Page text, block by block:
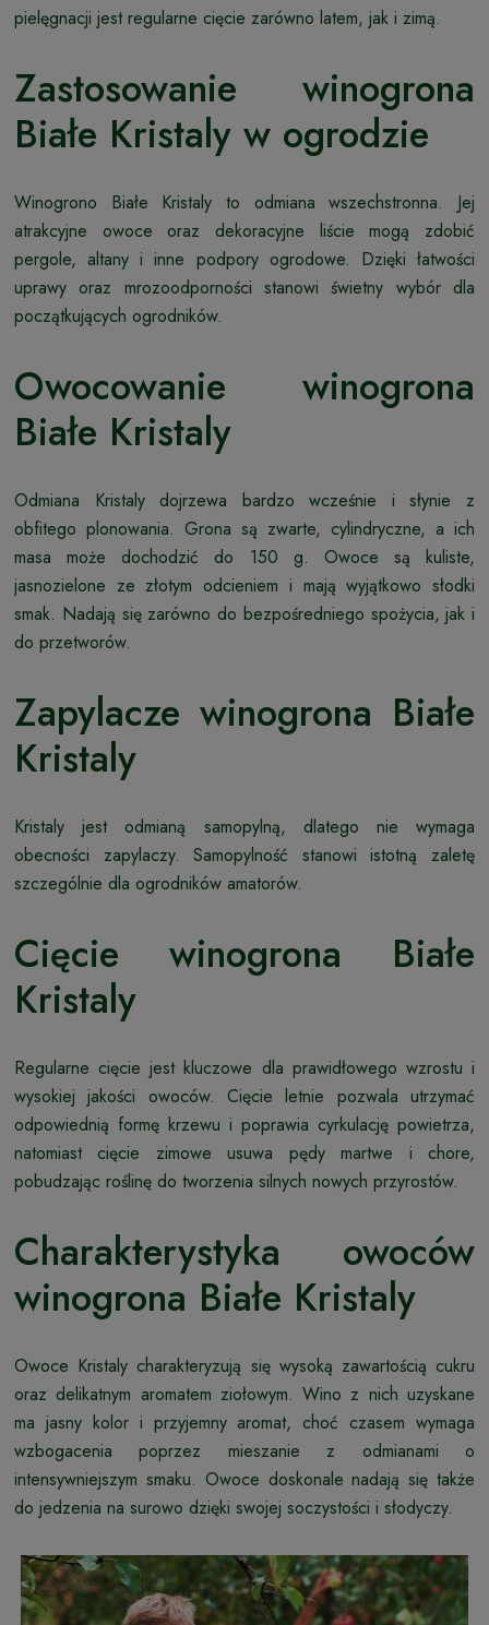
pielęgnacji jest regularne cięcie zarówno latem, jak i zimą.
Zastosowanie winogrona
Białe Kristaly w ogrodzie
Winogrono Białe Kristaly to odmiana wszechstronna. Jej
atrakcyjne owoce oraz dekoracyjne liście mogą zdobić
pergole, altany i inne podpory ogrodowe. Dzięki łatwości
uprawy oraz mrozoodporności stanowi świetny wybór dla
początkujących ogrodników.
Owocowanie winogrona
Białe Kristaly
Odmiana Kristaly dojrzewa bardzo wcześnie i słynie z
obfitego plonowania. Grona są zwarte, cylindryczne, a ich
masa może dochodzić do 150 g. Owoce są kuliste,
jasnozielone ze złotym odcieniem i mają wyjątkowo słodki
smak. Nadają się zarówno do bezpośredniego spożycia, jak i
do przetworów.
Zapylacze winogrona Białe
Kristaly
Kristaly jest odmianą samopylną, dlatego nie wymaga
obecności zapylaczy. Samopylność stanowi istotną zaletę
szczególnie dla ogrodników amatorów.
Cięcie winogrona Białe
Kristaly
Regularne cięcie jest kluczowe dla prawidłowego wzrostu i
wysokiej jakości owoców. Cięcie letnie pozwala utrzymać
odpowiednią formę krzewu i poprawia cyrkulację powietrza,
natomiast cięcie zimowe usuwa pędy martwe i chore,
pobudzając roślinę do tworzenia silnych nowych przyrostów.
Charakterystyka owoców
winogrona Białe Kristaly
Owoce Kristaly charakteryzują się wysoką zawartością cukru
oraz delikatnym aromatem ziołowym. Wino z nich uzyskane
ma jasny kolor i przyjemny aromat, choć czasem wymaga
wzbogacenia poprzez mieszanie z odmianami o
intensywniejszym smaku. Owoce doskonale nadają się także
do jedzenia na surowo dzięki swojej soczystości i słodyczy.